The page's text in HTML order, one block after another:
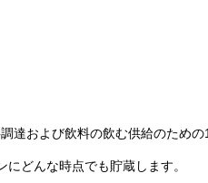
達および飲料の飲む供給のため
どんな時点でも貯蔵します。